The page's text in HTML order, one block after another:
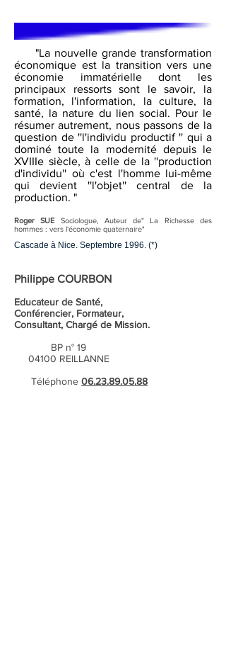
"La nouvelle grande transformation
économique est la transition vers une
économie immatérielle dont les
principaux ressorts sont le savoir, la
formation, l'information, la culture, la
santé, la nature du lien social. Pour le
résumer autrement, nous passons de la
question de ''l'individu productif '' qui a
dominé toute la modernité depuis le
XVIIIe siècle, à celle de la ''production
d'individu'' où c'est l'homme lui-même
qui devient ''l'objet'' central de la
production. "
Roger SUE Sociologue, Auteur de" La Richesse des
hommes : vers l'économie quaternaire"
Cascade à Nice. Septembre 1996. (*)
Philippe COURBON
Educateur de Santé,
Conférencier, Formateur,
Consultant, Chargé de Mission.
BP n° 19
04100 REILLANNE
Téléphone 06.23.89.05.88